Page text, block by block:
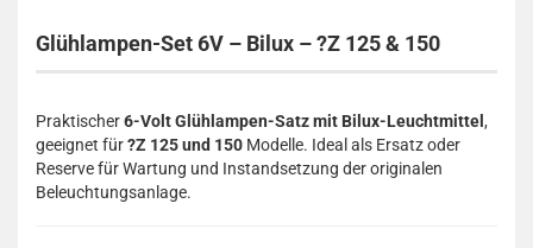
Glühlampen-Set 6V – Bilux – ?Z 125 & 150
Praktischer6-Volt Glühlampen-Satz mit Bilux-Leuchtmittel ,
geeignet für?Z 125 und 150 Modelle. Ideal als Ersatz oder
Reserve für Wartung und Instandsetzung der originalen
Beleuchtungsanlage.